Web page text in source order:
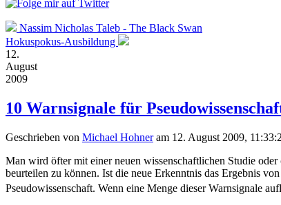
Nassim Nicholas Taleb - The Black Swan
Hokuspokus-Ausbildung
12.
August
2009
10 Warnsignale für
Geschrieben von Michael Hohneram 12. August 2009,
Man wird öfter mit einer neuen wissenschaftlichen Studie
beurteilen zu können. Ist die neue Erkenntnis das Ergebnis
Pseudowissenschaft. Wenn eine Menge dieser Warnsignale